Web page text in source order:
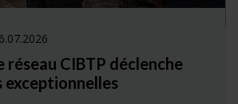
réseau CIBTP déclenche
exceptionnelles